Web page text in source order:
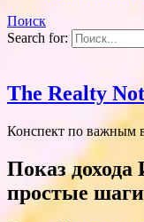
Поиск
Search for:
The Realty
Конспект по важным
Показ
простые шаги